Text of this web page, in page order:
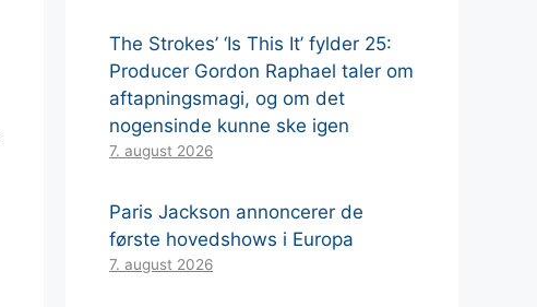
The Strokes’ ‘Is This It’ fylder 25:
Producer Gordon Raphael taler om
aftapningsmagi, og om det
nogensinde kunne ske igen
7. august 2026
Paris Jackson annoncerer de
første hovedshows i Europa
7. august 2026